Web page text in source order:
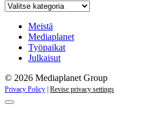
Kategoriat
Meistä
Mediaplanet
Työpaikat
Julkaisut
© 2026 Mediaplanet Group
Privacy Policy | Revise privacy settings